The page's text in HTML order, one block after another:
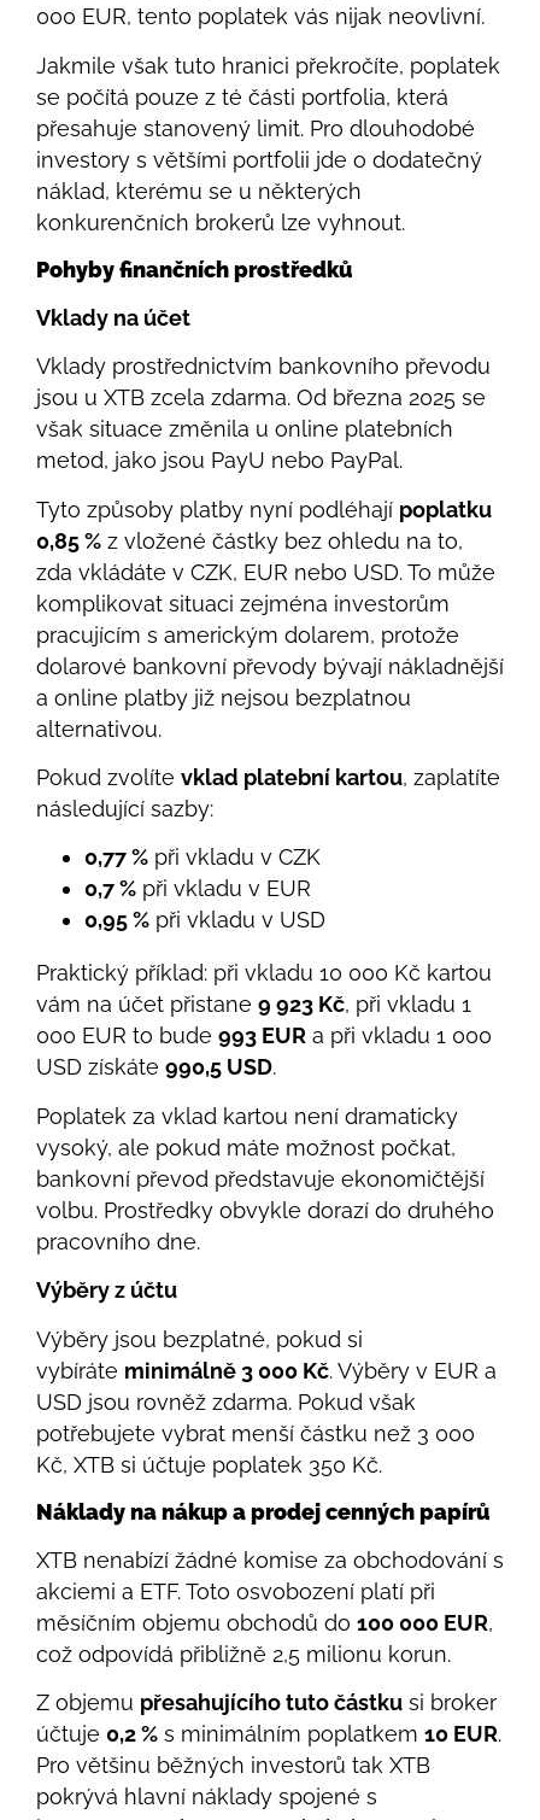
000 EUR, tento poplatek vás nijak neovlivní.
Jakmile však tuto hranici překročíte, poplatek
se počítá pouze z té části portfolia, která
přesahuje stanovený limit. Pro dlouhodobé
investory s většími portfolii jde o dodatečný
náklad, kterému se u některých
konkurenčních brokerů lze vyhnout.
Pohyby finančních prostředků
Vklady na účet
Vklady prostřednictvím bankovního převodu
jsou u XTB zcela zdarma. Od března 2025 se
však situace změnila u online platebních
metod, jako jsou PayU nebo PayPal.
Tyto způsoby platby nyní podléhají poplatku
0,85 % z vložené částky bez ohledu na to,
zda vkládáte v CZK, EUR nebo USD. To může
komplikovat situaci zejména investorům
pracujícím s americkým dolarem, protože
dolarové bankovní převody bývají nákladnější
a online platby již nejsou bezplatnou
alternativou.
Pokud zvolíte vklad platební kartou, zaplatíte
následující sazby:
0,77 % při vkladu v CZK
0,7 % při vkladu v EUR
0,95 % při vkladu v USD
Praktický příklad: při vkladu 10 000 Kč kartou
vám na účet přistane 9 923 Kč, při vkladu 1
000 EUR to bude 993 EUR a při vkladu 1 000
USD získáte 990,5 USD.
Poplatek za vklad kartou není dramaticky
vysoký, ale pokud máte možnost počkat,
bankovní převod představuje ekonomičtější
volbu. Prostředky obvykle dorazí do druhého
pracovního dne.
Výběry z účtu
Výběry jsou bezplatné, pokud si
vybíráte minimálně 3 000 Kč. Výběry v EUR a
USD jsou rovněž zdarma. Pokud však
potřebujete vybrat menší částku než 3 000
Kč, XTB si účtuje poplatek 350 Kč.
Náklady na nákup a prodej cenných papírů
XTB nenabízí žádné komise za obchodování s
akciemi a ETF. Toto osvobození platí při
měsíčním objemu obchodů do 100 000 EUR,
což odpovídá přibližně 2,5 milionu korun.
Z objemu přesahujícího tuto částku si broker
účtuje 0,2 % s minimálním poplatkem 10 EUR.
Pro většinu běžných investorů tak XTB
pokrývá hlavní náklady spojené s